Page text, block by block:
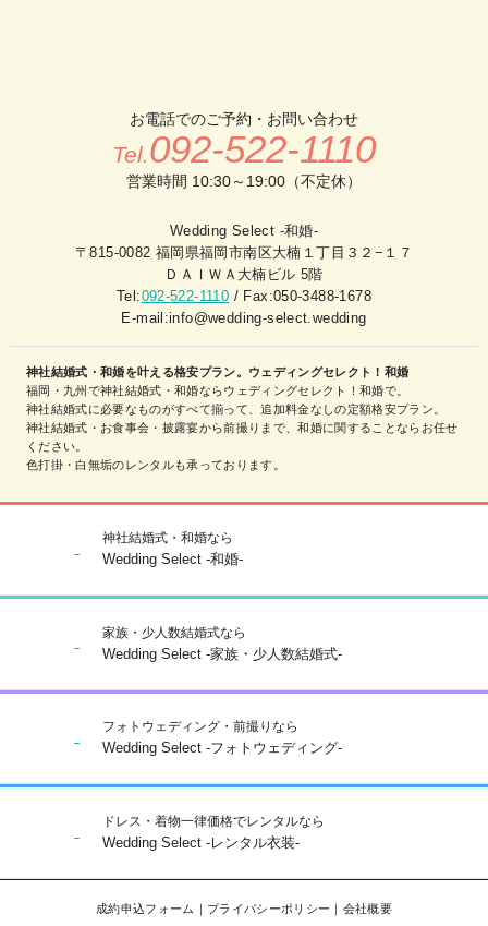
お電話でのご予約・お問い合わせ
Tel.092-522-1110
営業時間 10:30～19:00（不定休）
Wedding Select -和婚-
〒815-0082 福岡県福岡市南区大楠１丁目３２−１７
ＤＡＩＷＡ大楠ビル 5階
Tel:092-522-1110 / Fax:050-3488-1678
E-mail:info@wedding-select.wedding
神社結婚式・和婚を叶える格安プラン。ウェディングセレクト！和婚
福岡・九州で神社結婚式・和婚ならウェディングセレクト！和婚で。
神社結婚式に必要なものがすべて揃って、追加料金なしの定額格安プラン。
神社結婚式・お食事会・披露宴から前撮りまで、和婚に関することならお任せ
ください。
色打掛・白無垢のレンタルも承っております。
神社結婚式・和婚なら
Wedding Select -和婚-
家族・少人数結婚式なら
Wedding Select -家族・少人数結婚式-
フォトウェディング・前撮りなら
Wedding Select -フォトウェディング-
ドレス・着物一律価格でレンタルなら
Wedding Select -レンタル衣装-
成約申込フォーム ｜ プライバシーポリシー ｜ 会社概要